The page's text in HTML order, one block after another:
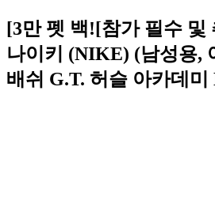
[3만 펫 백![참가 필수 및
나이키 (NIKE) (남성용,
배쉬 G.T. 허슬 아카데미